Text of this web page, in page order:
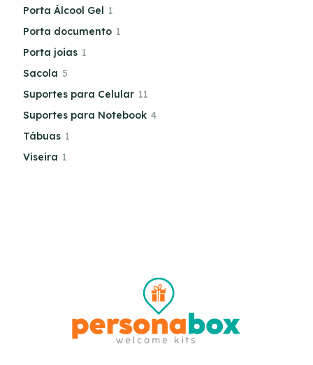
Porta Álcool Gel 1
Porta documento 1
Porta joias 1
Sacola 5
Suportes para Celular 11
Suportes para Notebook 4
Tábuas 1
Viseira 1